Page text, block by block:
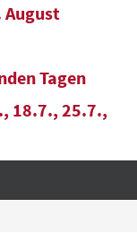
August
Tagen
18.7., 25.7.,